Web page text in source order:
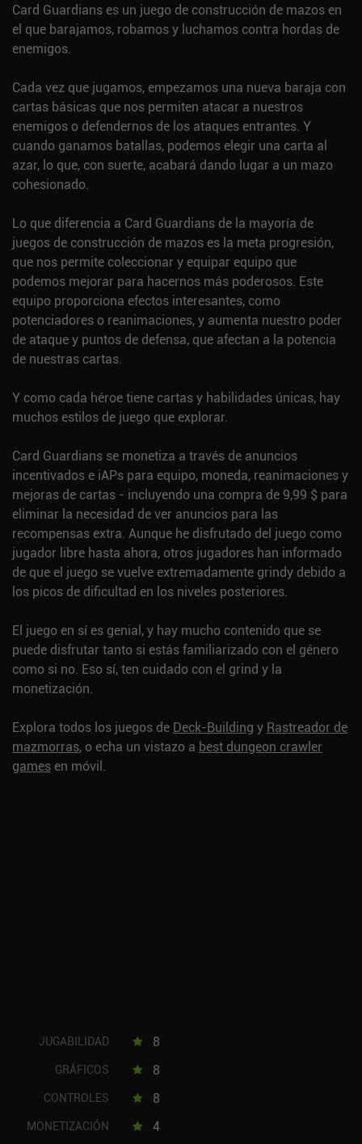
Card Guardians es un juego de construcción de mazos en
el que barajamos, robamos y luchamos contra hordas de
enemigos.
Cada vez que jugamos, empezamos una nueva baraja con
cartas básicas que nos permiten atacar a nuestros
enemigos o defendernos de los ataques entrantes. Y
cuando ganamos batallas, podemos elegir una carta al
azar, lo que, con suerte, acabará dando lugar a un mazo
cohesionado.
Lo que diferencia a Card Guardians de la mayoría de
juegos de construcción de mazos es la meta progresión,
que nos permite coleccionar y equipar equipo que
podemos mejorar para hacernos más poderosos. Este
equipo proporciona efectos interesantes, como
potenciadores o reanimaciones, y aumenta nuestro poder
de ataque y puntos de defensa, que afectan a la potencia
de nuestras cartas.
Y como cada héroe tiene cartas y habilidades únicas, hay
muchos estilos de juego que explorar.
Card Guardians se monetiza a través de anuncios
incentivados e iAPs para equipo, moneda, reanimaciones y
mejoras de cartas - incluyendo una compra de 9,99 $ para
eliminar la necesidad de ver anuncios para las
recompensas extra. Aunque he disfrutado del juego como
jugador libre hasta ahora, otros jugadores han informado
de que el juego se vuelve extremadamente grindy debido a
los picos de dificultad en los niveles posteriores.
El juego en sí es genial, y hay mucho contenido que se
puede disfrutar tanto si estás familiarizado con el género
como si no. Eso sí, ten cuidado con el grind y la
monetización.
Explora todos los juegos de Deck-Building y Rastreador de
mazmorras, o echa un vistazo a best dungeon crawler
games en móvil.
JUGABILIDAD 8
GRÁFICOS 8
CONTROLES 8
MONETIZACIÓN 4